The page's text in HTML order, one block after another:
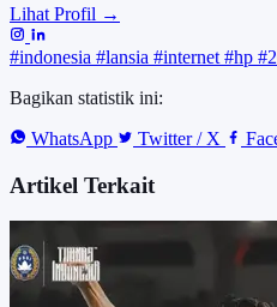
Lihat Profil →
#indonesia #lansia #internet #hp
Bagikan statistik ini:
WhatsApp
Twitter / X
Artikel Terkait